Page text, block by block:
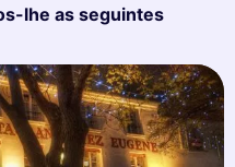
lhe as seguintes